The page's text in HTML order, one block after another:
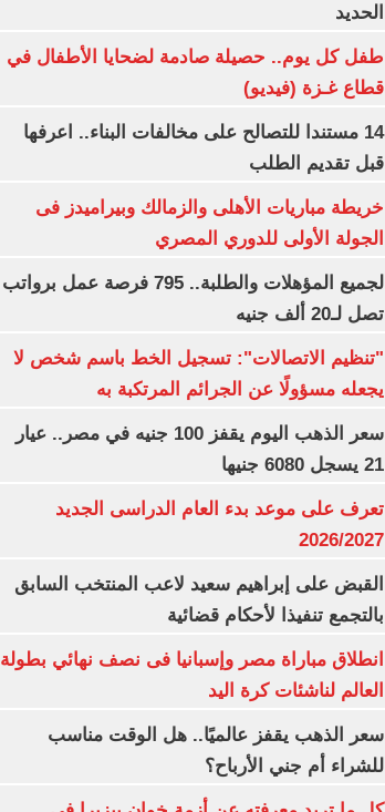
الحديد
طفل كل يوم.. حصيلة صادمة لضحايا الأطفال في
قطاع غـزة (فيديو)
14 مستندا للتصالح على مخالفات البناء.. اعرفها
قبل تقديم الطلب
خريطة مباريات الأهلى والزمالك وبيراميدز فى
الجولة الأولى للدوري المصري
لجميع المؤهلات والطلبة.. 795 فرصة عمل برواتب
تصل لـ20 ألف جنيه
"تنظيم الاتصالات": تسجيل الخط باسم شخص لا
يجعله مسؤولًا عن الجرائم المرتكبة به
سعر الذهب اليوم يقفز 100 جنيه في مصر.. عيار
21 يسجل 6080 جنيها
تعرف على موعد بدء العام الدراسى الجديد
2026/2027
القبض على إبراهيم سعيد لاعب المنتخب السابق
بالتجمع تنفيذا لأحكام قضائية
انطلاق مباراة مصر وإسبانيا فى نصف نهائي بطولة
العالم لناشئات كرة اليد
سعر الذهب يقفز عالميًا.. هل الوقت مناسب
للشراء أم جني الأرباح؟